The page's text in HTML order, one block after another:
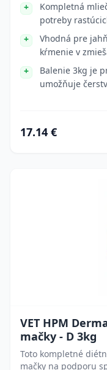
Kompletná
potreby
Vhodná pre
kŕmenie v
Balenie 3kg je
umožňuje
17.14 €
VET HPM
mačky - D 3kg
Toto kompletné
mačky na podporu